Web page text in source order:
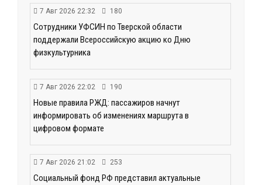
7 Авг 2026 22:32 180
Сотрудники УФСИН по Тверской области
поддержали Всероссийскую акцию ко Дню
физкультурника
7 Авг 2026 22:02 190
Новые правила РЖД: пассажиров начнут
информировать об изменениях маршрута в
цифровом формате
7 Авг 2026 21:02 253
Социальный фонд РФ представил актуальные